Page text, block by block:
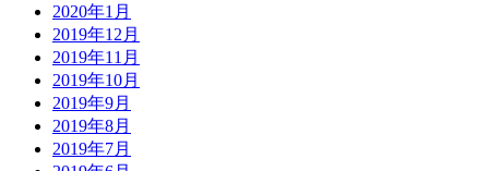
2020年1月
2019年12月
2019年11月
2019年10月
2019年9月
2019年8月
2019年7月